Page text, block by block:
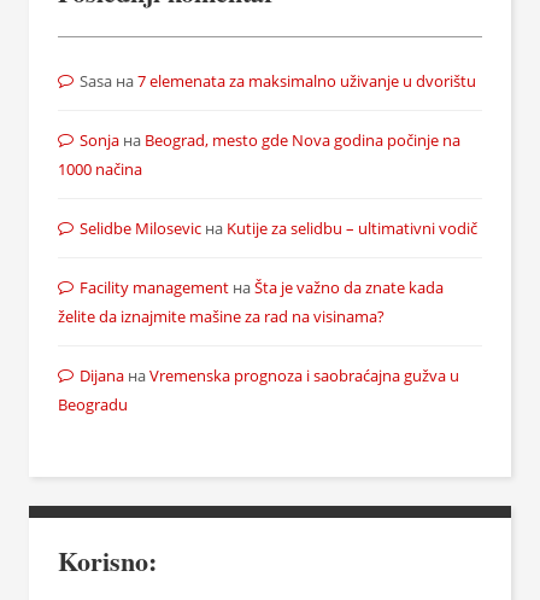
Sasa на7 elemenata za maksimalno uživanje u dvorištu
Sonja на Beograd, mesto gde Nova godina počinje na
1000 načina
Selidbe Milosevic на Kutije za selidbu – ultimativni vodič
Facility management наŠta je važno da znate kada
želite da iznajmite mašine za rad na visinama?
Dijana наVremenska prognoza i saobraćajna gužva u
Beogradu
Korisno: